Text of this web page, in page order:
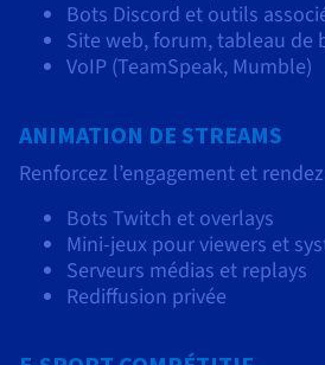
Bots Discord et outils
Site web, forum, tableau de
VoIP (TeamSpeak, Mumble)
ANIMATION DE STREAMS
Renforcez l’engagement et
Bots Twitch et overlays
Mini-jeux pour viewers et
Serveurs médias et replays
Rediffusion privée